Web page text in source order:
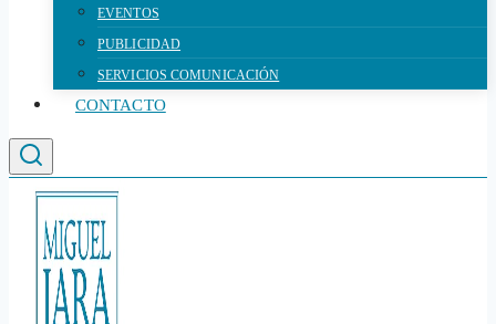
EVENTOS
PUBLICIDAD
SERVICIOS COMUNICACIÓN
CONTACTO